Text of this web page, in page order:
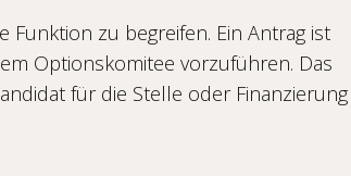
Funktion zu begreifen. Ein Antrag ist
Optionskomitee vorzuführen. Das
für die Stelle oder Finanzierung